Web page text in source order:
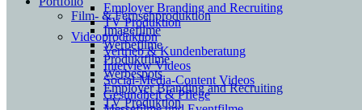
Employer Branding and Recruiting
TV Produktion
Videoproduktion
Vertrieb & Kundenberatung
Interview Videos
Social-Media-Content Videos
Gesundheit & Pflege
Film- & Fernsehproduktion
Imagefilme
Werbefilme
Produktfilme
Werbespots
Employer Branding and Recruiting
TV Produktion